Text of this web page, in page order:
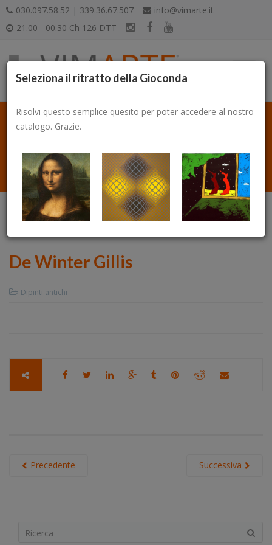
030.097.58.52 | 339.36.67.507
info@vimarte.it
21.00 - 00.30 Ch 126 DTT
De Winter Gillis
Dipinti antichi
Successiva
Precedente
Seleziona il ritratto della Gioconda
Risolvi questo semplice quesito per poter accedere al nostro
catalogo. Grazie.